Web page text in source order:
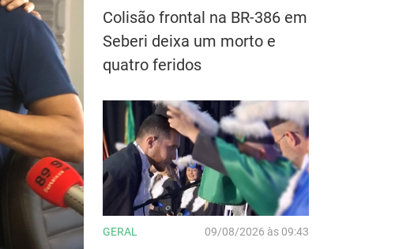
Colisão frontal na BR-386 em
Seberi deixa um morto e
quatro feridos
GERAL 09/08/2026 às 09:43